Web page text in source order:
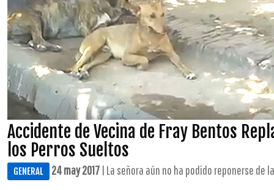
Accidente de Vecina de Fray Bentos
los Perros Sueltos
GENERAL 24 may 2017 | La señora aún no ha podido reponerse de